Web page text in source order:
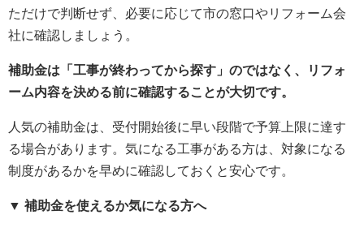
ただけで判断せず、必要に応じて市の窓口やリフォーム会
社に確認しましょう。
補助金は「工事が終わってから探す」のではなく、リフォ
ーム内容を決める前に確認することが大切です。
人気の補助金は、受付開始後に早い段階で予算上限に達す
る場合があります。気になる工事がある方は、対象になる
制度があるかを早めに確認しておくと安心です。
▼ 補助金を使えるか気になる方へ